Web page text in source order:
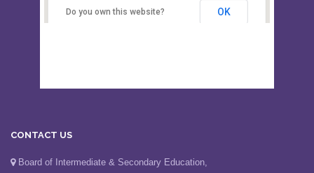
Sylhet